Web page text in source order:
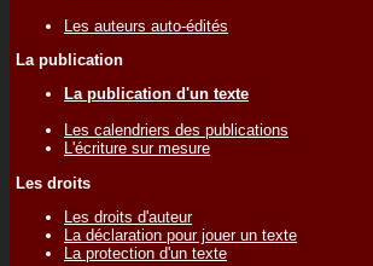
Les auteurs auto-édités
La publication
La publication d'un texte
Les calendriers des publications
L'écriture sur mesure
Les droits
Les droits d'auteur
La déclaration pour jouer un texte
La protection d'un texte